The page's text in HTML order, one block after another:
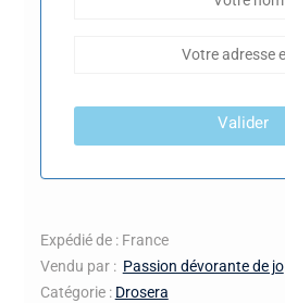
Valider
Expédié de : France
Vendu par : Passion dévorante de jo
Catégorie : Drosera